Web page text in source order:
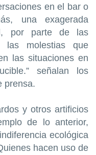
en el bar o
una exagerada
por parte de las
las molestias que
las situaciones en
señalan los
prensa.
y otros artificios
de lo anterior,
ecológica
hacen uso de